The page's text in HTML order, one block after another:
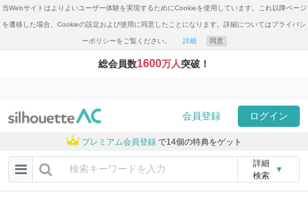
当Webサイトはよりよいユーザー体験を実現するためにCookieを使用しています。これ以降ページ
を遷移した場合、Cookieの設定および使用に同意したことになります。詳細についてはプライバシ
ーポリシーをご覧ください。 詳細 同意
総会員数1600万人突破！
会員登録 ログイン
プレミアム会員登録 で14個の特典をゲット
詳細
検索
▼